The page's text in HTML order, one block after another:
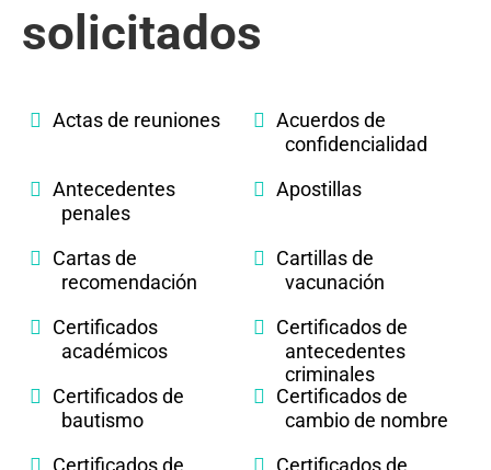
solicitados
Actas de reuniones
Acuerdos de
confidencialidad
Antecedentes
penales
Apostillas
Cartas de
recomendación
Cartillas de
vacunación
Certificados
académicos
Certificados de
antecedentes
criminales
Certificados de
bautismo
Certificados de
cambio de nombre
Certificados de
Certificados de